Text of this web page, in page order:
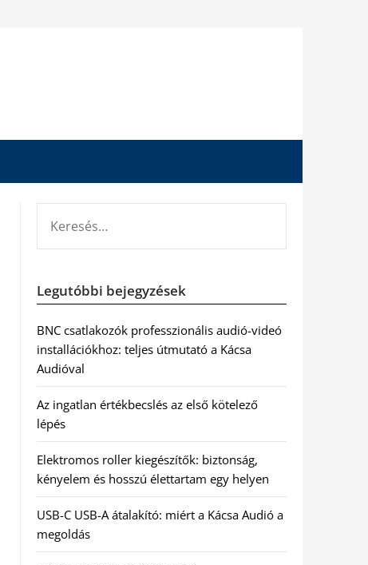
Legutóbbi bejegyzések
BNC csatlakozók professzionális audió-videó
installációkhoz: teljes útmutató a Kácsa
Audióval
Az ingatlan értékbecslés az első kötelező
lépés
Elektromos roller kiegészítők: biztonság,
kényelem és hosszú élettartam egy helyen
USB-C USB-A átalakító: miért a Kácsa Audió a
megoldás